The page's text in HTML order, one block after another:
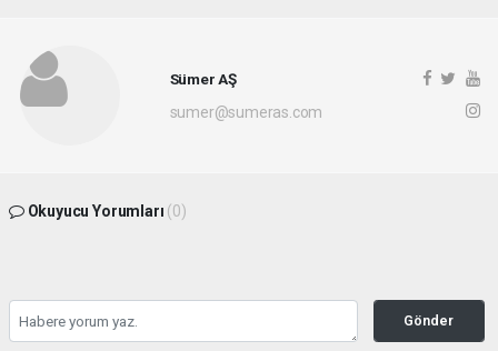
Sümer AŞ
sumer@sumeras.com
Okuyucu Yorumları (0)
Gönder